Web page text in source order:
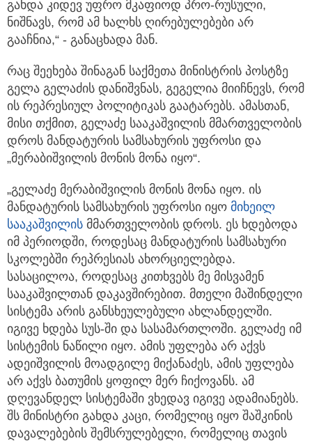
გახდა კიდევ უფრო მკაფიოდ პრო-რუსული,
ნიშნავს, რომ ამ ხალხს ღირებულებები არ
გააჩნია,“ - განაცხადა მან.
რაც შეეხება შინაგან საქმეთა მინისტრის პოსტზე
გელა გელაძის დანიშვნას, გეგელია მიიჩნევს, რომ
ის რეპრესიულ პოლიტიკას გაატარებს. ამასთან,
მისი თქმით, გელაძე სააკაშვილის მმართველობის
დროს მანდატურის სამსახურის უფროსი და
„მერაბიშვილის მონის მონა იყო“.
„გელაძე მერაბიშვილის მონის მონა იყო. ის
მანდატურის სამსახურის უფროსი იყო მიხეილ
სააკაშვილის მმართველობის დროს. ეს ხდებოდა
იმ პერიოდში, როდესაც მანდატურის სამსახური
სკოლებში რეპრესიას ახორციელებდა.
სასაცილოა, როდესაც კითხვებს მე მისვამენ
სააკაშვილთან დაკავშირებით. მთელი მაშინდელი
სისტემა არის განსხეულებული ახლანდელში.
იგივე ხდება სუს-ში და სასამართლოში. გელაძე იმ
სისტემის ნაწილი იყო. ამის უფლება არ აქვს
ადეიშვილის მოადგილე მიქანაძეს, ამის უფლება
არ აქვს ბათუმის ყოფილ მერ ჩიქოვანს. ამ
დღევანდელ სისტემაში ვხედავ იგივე ადამიანებს.
შს მინისტრი გახდა კაცი, რომელიც იყო შაშკინის
დავალებების შემსრულებელი, რომელიც თავის